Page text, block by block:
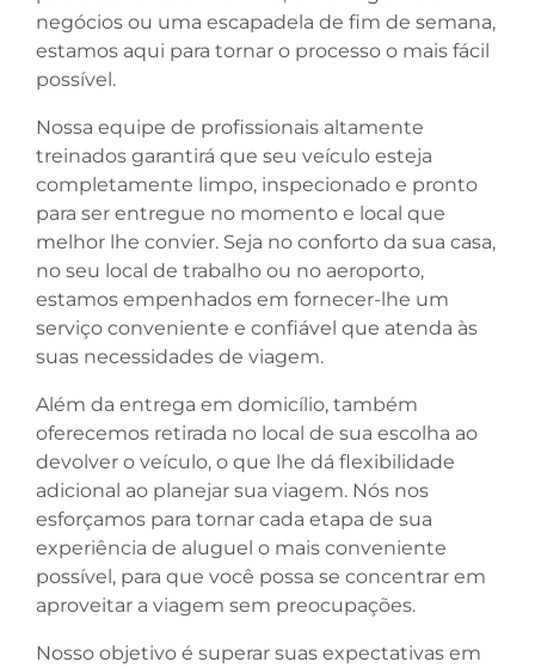
negócios ou uma escapadela de fim de semana,
estamos aqui para tornar o processo o mais fácil
possível.
Nossa equipe de profissionais altamente
treinados garantirá que seu veículo esteja
completamente limpo, inspecionado e pronto
para ser entregue no momento e local que
melhor lhe convier. Seja no conforto da sua casa,
no seu local de trabalho ou no aeroporto,
estamos empenhados em fornecer-lhe um
serviço conveniente e confiável que atenda às
suas necessidades de viagem.
Além da entrega em domicílio, também
oferecemos retirada no local de sua escolha ao
devolver o veículo, o que lhe dá flexibilidade
adicional ao planejar sua viagem. Nós nos
esforçamos para tornar cada etapa de sua
experiência de aluguel o mais conveniente
possível, para que você possa se concentrar em
aproveitar a viagem sem preocupações.
Nosso objetivo é superar suas expectativas em